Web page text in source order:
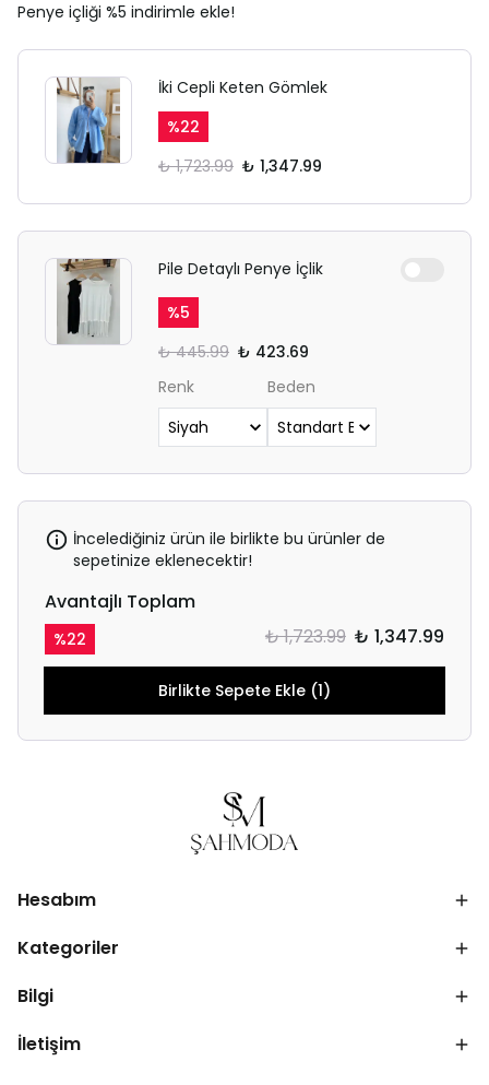
Penye içliği %5 indirimle ekle!
İki Cepli Keten Gömlek
%22
₺ 1,723.99 ₺ 1,347.99
Pile Detaylı Penye İçlik
%5
₺ 445.99 ₺ 423.69
Renk
Beden
İncelediğiniz ürün ile birlikte bu ürünler de
sepetinize eklenecektir!
Avantajlı Toplam
%22 ₺ 1,723.99 ₺ 1,347.99
Birlikte Sepete Ekle (1)
Hesabım
Kategoriler
Bilgi
İletişim